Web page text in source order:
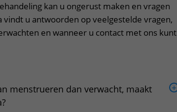
kan u ongerust maken en vragen
vindt u antwoorden op veelgestelde vragen,
en wanneer u contact met ons kunt
menstrueren dan verwacht, maakt